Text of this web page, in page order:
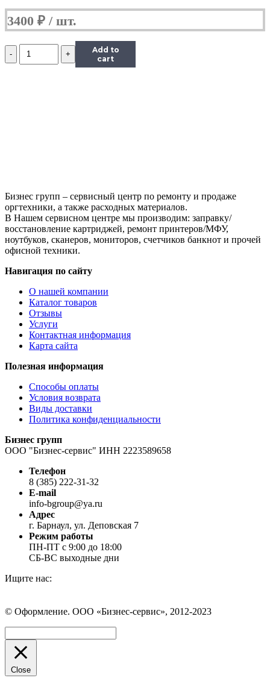
3400 ₽
Количество
Аккумулятор
Add to
cart
Бизнес групп – сервисный центр по ремонту и продаже
оргтехники, а также расходных материалов.
В Нашем сервисном центре мы производим: заправку/
восстановление картриджей, ремонт принтеров/МФУ,
ноутбуков, сканеров, мониторов, счетчиков банкнот и прочей
офисной техники.
Навигация по сайту
О нашей компании
Каталог товаров
Отзывы
Услуги
Контактная информация
Карта сайта
Полезная информация
Способы оплаты
Условия возврата
Виды доставки
Политика конфиденциальности
Бизнес групп
ООО "Бизнес-сервис" ИНН 2223589658
Телефон
8 (385) 222-31-32
E-mail
info-bgroup@ya.ru
Адрес
г. Барнаул, ул. Деповская 7
Режим работы
ПН-ПТ с 9:00 до 18:00
СБ-ВС выходные дни
Ищите нас:
Вконтакте
открывается
в
новом
окне
WhatsApp
открывается
в
новом
окне
Telegram
открывается
в
новом
окне
© Оформление. ООО «Бизнес-сервис», 2012-2023
Close